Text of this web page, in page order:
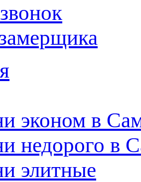
эконом в
недорого в
элитные